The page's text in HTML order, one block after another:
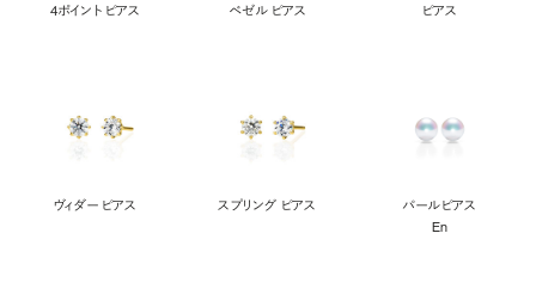
4ポイント ピアス
ベゼル ピアス
ピアス
ヴィダー ピアス スプリング ピアス
パールピアス
En